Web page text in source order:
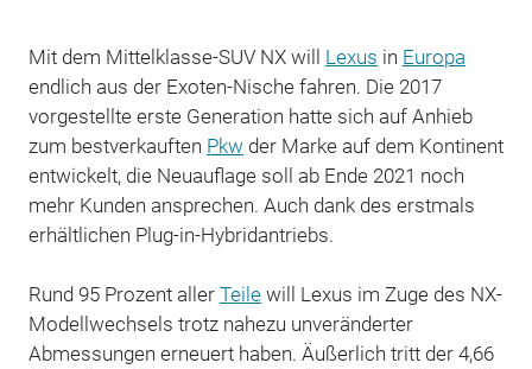
Mit dem Mittelklasse-SUV NX will Lexus in Europa
endlich aus der Exoten-Nische fahren. Die 2017
vorgestellte erste Generation hatte sich auf Anhieb
zum bestverkauften Pkw der Marke auf dem Kontinent
entwickelt, die Neuauflage soll ab Ende 2021 noch
mehr Kunden ansprechen. Auch dank des erstmals
erhältlichen Plug-in-Hybridantriebs.
Rund 95 Prozent aller Teilewill Lexus im Zuge des NX-
Modellwechsels trotz nahezu unveränderter
Abmessungen erneuert haben. Äußerlich tritt der 4,66